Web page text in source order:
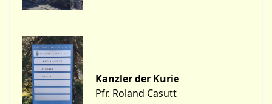
Kanzler der Kurie
Pfr. Roland Casutt